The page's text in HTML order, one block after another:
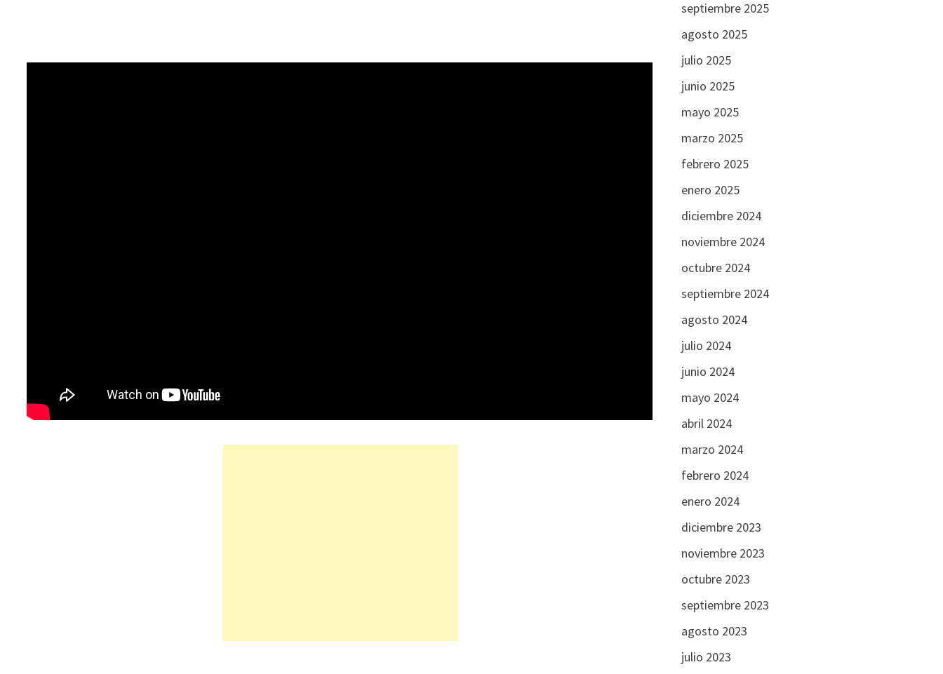
septiembre 2025
agosto 2025
julio 2025
junio 2025
mayo 2025
marzo 2025
febrero 2025
enero 2025
diciembre 2024
noviembre 2024
octubre 2024
septiembre 2024
agosto 2024
julio 2024
junio 2024
mayo 2024
abril 2024
marzo 2024
febrero 2024
enero 2024
diciembre 2023
noviembre 2023
octubre 2023
septiembre 2023
agosto 2023
julio 2023